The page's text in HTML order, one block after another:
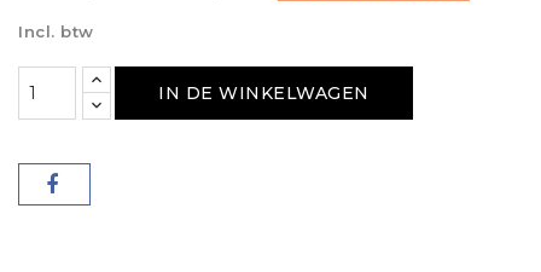
Incl. btw
IN DE WINKELWAGEN